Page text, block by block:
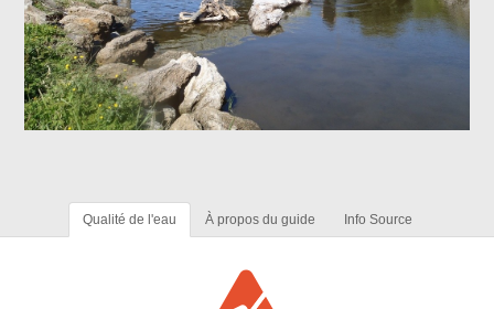
Qualité de l'eau À propos du guide Info Source